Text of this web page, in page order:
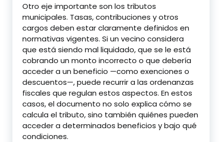
Otro eje importante son los tributos
municipales. Tasas, contribuciones y otros
cargos deben estar claramente definidos en
normativas vigentes. Si un vecino considera
que está siendo mal liquidado, que se le está
cobrando un monto incorrecto o que debería
acceder a un beneficio —como exenciones o
descuentos—, puede recurrir a las ordenanzas
fiscales que regulan estos aspectos. En estos
casos, el documento no solo explica cómo se
calcula el tributo, sino también quiénes pueden
acceder a determinados beneficios y bajo qué
condiciones.